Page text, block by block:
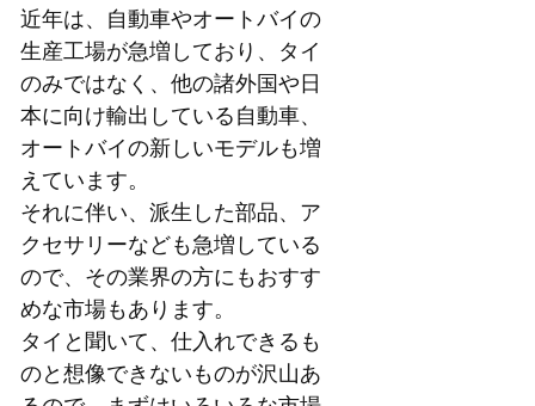
近年は、自動車やオートバイの
生産工場が急増しており、タイ
のみではなく、他の諸外国や日
本に向け輸出している自動車、
オートバイの新しいモデルも増
えています。
それに伴い、派生した部品、ア
クセサリーなども急増している
ので、その業界の方にもおすす
めな市場もあります。
タイと聞いて、仕入れできるも
のと想像できないものが沢山あ